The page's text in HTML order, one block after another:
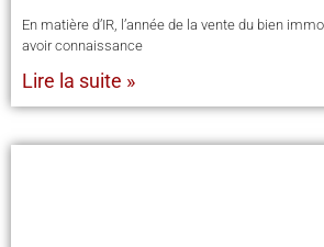
En matière d’IR, l’année de la vente du bien
avoir connaissance
Lire la suite »